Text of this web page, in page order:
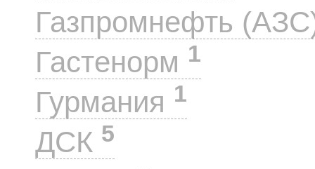
Газпромнефть
Гастенорм 1
Гурмания 1
ДСК 5